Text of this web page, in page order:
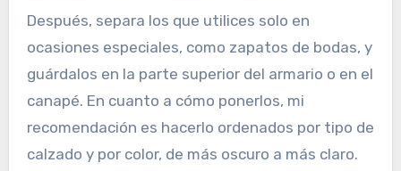
Después, separa los que utilices solo en
ocasiones especiales, como zapatos de bodas, y
guárdalos en la parte superior del armario o en el
canapé. En cuanto a cómo ponerlos, mi
recomendación es hacerlo ordenados por tipo de
calzado y por color, de más oscuro a más claro.